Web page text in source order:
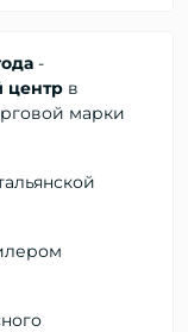
-
центр в
марки